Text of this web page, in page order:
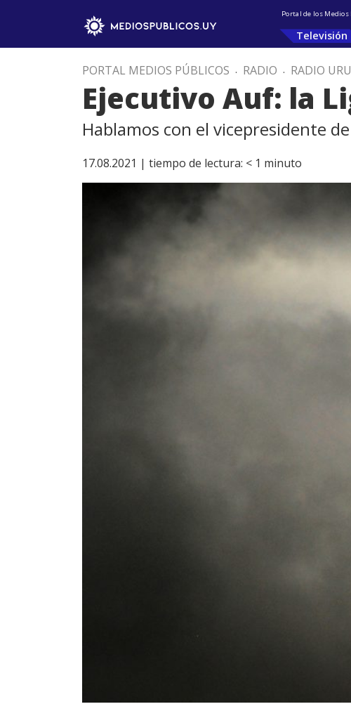
Portal de los
Televisión
PORTAL MEDIOS PÚBLICOS . RADIO . RADIO
Ejecutivo Auf: la
Hablamos con el vicepresidente
17.08.2021 | tiempo de lectura: < 1 minuto